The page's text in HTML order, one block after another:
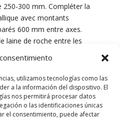
utilizamos tecnologías como las
a la información del dispositivo. El
nos permitirá procesar datos
o las identificaciones únicas
el consentimiento, puede afectar
250-300 mm. Compléter la
avec montants
600 mm entre axes.
laine de roche entre les
deux côtés avec vis
mm chaque 200-250 mm.
entre les panneaux et les
à joints Tecbor®.